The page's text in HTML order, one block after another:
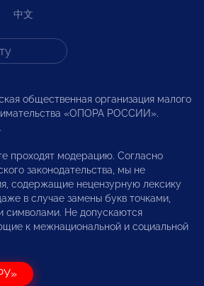
中文
общественная организация малого
«ОПОРА РОССИИ».
проходят модерацию. Согласно
законодательства, мы не
содержащие нецензурную лексику
в случае замены букв точками,
Не допускаются
к межнациональной и социальной